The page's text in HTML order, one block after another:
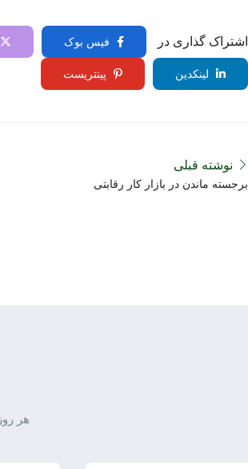
اشتراک گذاری در فیس بوک
لینکدین پینتریست
نوشته قبلی
برجسته ماندن در بازار کار رقابتی
هر